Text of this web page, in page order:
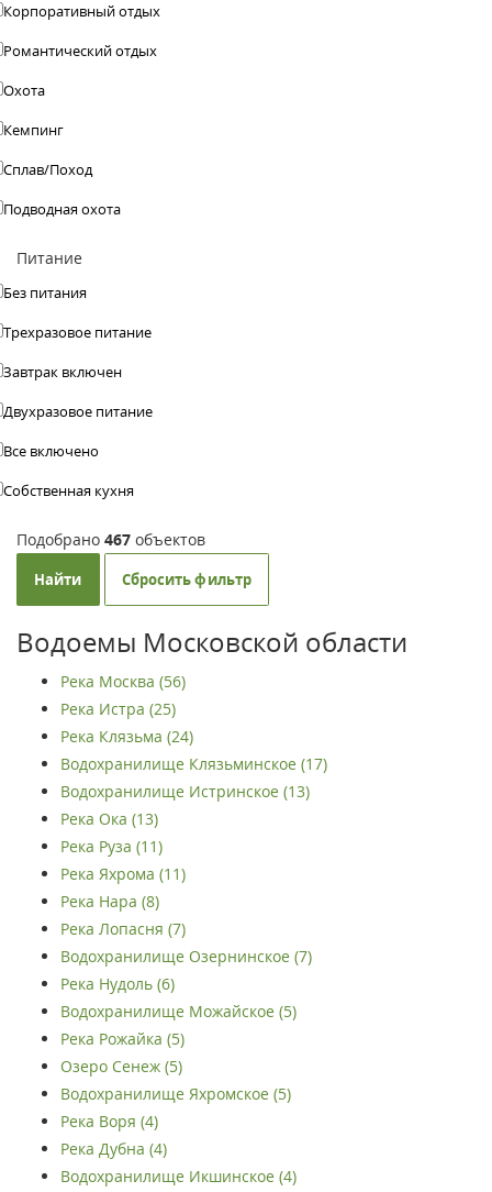
Корпоративный отдых
Романтический отдых
Охота
Кемпинг
Сплав/Поход
Подводная охота
Питание
Без питания
Трехразовое питание
Завтрак включен
Двухразовое питание
Все включено
Собственная кухня
Подобрано 467 объектов
Найти Сбросить фильтр
Водоемы Московской области
Река Москва (56)
Река Истра (25)
Река Клязьма (24)
Водохранилище Клязьминское (17)
Водохранилище Истринское (13)
Река Ока (13)
Река Руза (11)
Река Яхрома (11)
Река Нара (8)
Река Лопасня (7)
Водохранилище Озернинское (7)
Река Нудоль (6)
Водохранилище Можайское (5)
Река Рожайка (5)
Озеро Сенеж (5)
Водохранилище Яхромское (5)
Река Воря (4)
Река Дубна (4)
Водохранилище Икшинское (4)